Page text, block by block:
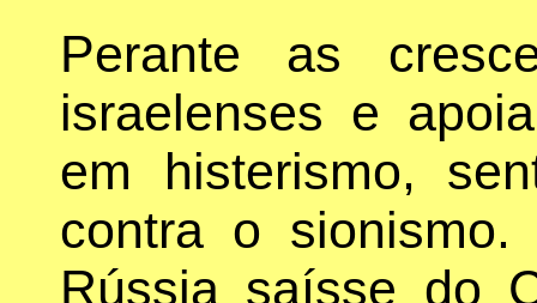
Perante as
israelenses e
em histerismo,
contra o
Rússia saísse do